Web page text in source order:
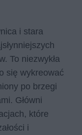
i stara
To niezwykła
się wykreować
po brzegi
Główni
które
i